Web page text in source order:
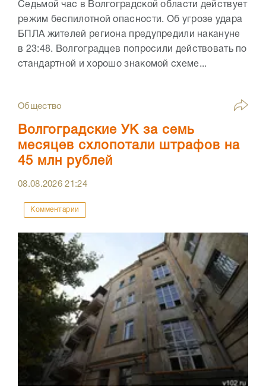
Седьмой час в Волгоградской области действует
режим беспилотной опасности. Об угрозе удара
БПЛА жителей региона предупредили накануне
в 23:48. Волгоградцев попросили действовать по
стандартной и хорошо знакомой схеме...
Общество
Волгоградские УК за семь
месяцев схлопотали штрафов на
45 млн рублей
08.08.202621:24
Комментарии